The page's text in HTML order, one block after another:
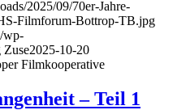
2025/09/70er-Jahre-
Filmforum-Bottrop-TB.jpg
wp-
Zuse2025-10-20
Filmkooperative
– Teil 1